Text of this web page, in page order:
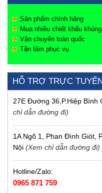
Sản phẩm chính hãng
Mua nhiều chiết khấu khủng
Vận chuyển toàn quốc
Tận tâm phục vụ
HỖ TRỢ TRỰC TUYẾN
27E Đường 36,P.Hiệp Bình
chỉ dẫn đường đi)
1A Ngõ 1, Phan Đình Giót,
Nội (Xem chỉ dẫn đường đi)
Hotline/Zalo:
0965 871 759